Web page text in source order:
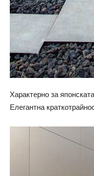
Характерно за
Елегантна